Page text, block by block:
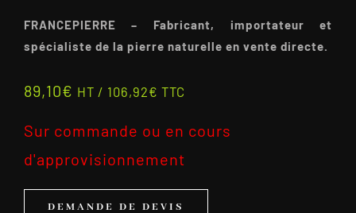
FRANCEPIERRE – Fabricant, importateur et
spécialiste de la pierre naturelle en vente directe.
89,10€ HT / 106,92€ TTC
Sur commande ou en cours
d'approvisionnement
DEMANDE DE DEVIS